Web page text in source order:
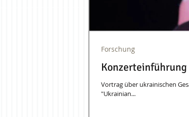
Konzerteinführung
Vortrag über ukrainischen
"Ukrainian...
Forschung